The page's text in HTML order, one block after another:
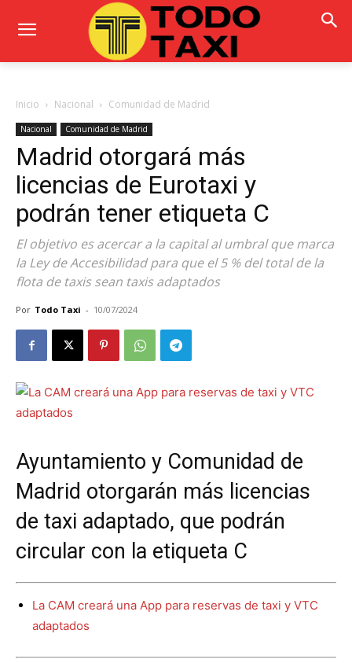
Inicio Nacional Comunidad de Madrid
Nacional Comunidad de Madrid
Madrid otorgará más
licencias de Eurotaxi y
podrán tener etiqueta C
El objetivo es acercar a la capital al umbral que marca
la Ley de Accesibilidad para que el 5 % del total de la
flota de taxis sean taxis adaptados
Por Todo Taxi - 10/07/2024
Ayuntamiento y Comunidad de
Madrid otorgarán más licencias
de taxi adaptado, que podrán
circular con la etiqueta C
La CAM creará una App para reservas de taxi y VTC
adaptados